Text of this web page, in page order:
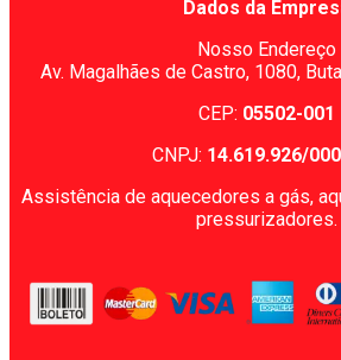
Dados da
Nosso Endereço
Av. Magalhães de Castro, 1080,
CEP: 05502-001
CNPJ: 14.619.926/
Assistência de aquecedores a gás,
pressurizadores.